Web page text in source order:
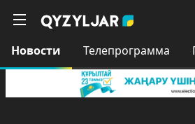
Новости Телепрограмма